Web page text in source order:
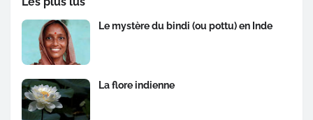
Le mystère du bindi (ou pottu) en Inde
La flore indienne